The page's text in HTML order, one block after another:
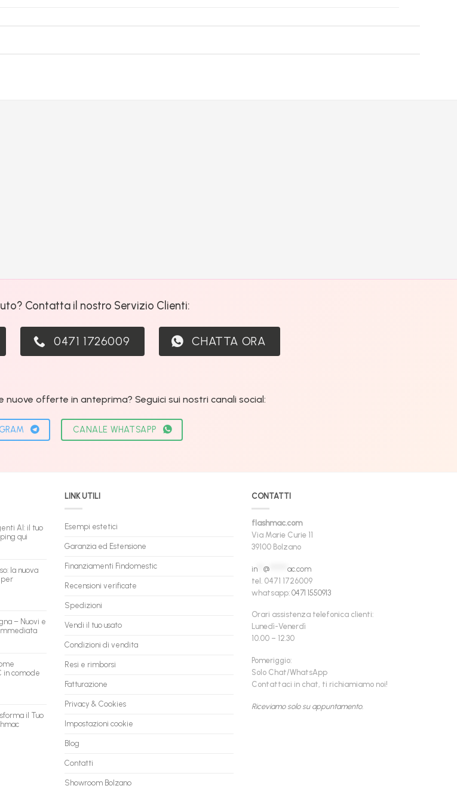
Contatta il nostro Servizio Clienti:
0471 1726009 CHATTA ORA
offerte in anteprima? Seguici sui nostri canali social:
CANALE WHATSAPP
AI: il tuo
qui
la nuova
per
– Nuovi e
in comode
il Tuo
LINK UTILI
Esempi estetici
Garanzia ed Estensione
Finanziamenti Findomestic
Recensioni verificate
Spedizioni
Vendi il tuo usato
Condizioni di vendita
Resi e rimborsi
Fatturazione
Privacy & Cookies
Impostazioni cookie
Blog
Contatti
Showroom Bolzano
CONTATTI
flashmac.com
Via Marie Curie 11
39100 Bolzano
in** @****** ac.com
tel. 0471 1726009
whatsapp: 0471 1550913
Orari assistenza telefonica clienti:
Lunedì-Venerdì
10.00 – 12.30
Pomeriggio:
Solo Chat/WhatsApp
Contattaci in chat, ti richiamiamo noi!
Riceviamo solo su appuntamento.